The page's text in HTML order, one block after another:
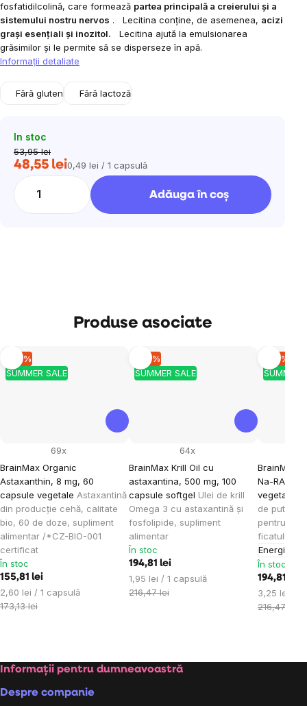
fosfatidilcolină, care formează partea principală a creierului și a
sistemului nostru nervos . Lecitina conține, de asemenea, acizi
grași esențiali și inozitol.
Lecitina ajută la emulsionarea
grăsimilor și le permite să se disperseze în apă.
Informaţii detaliate
Fără gluten Fără lactoză
In stoc
53,95 lei
48,55 leiEvaluare
0,49 lei / 1 capsulă
Adăuga în coş
Produse asociate
SUMMER SALE
–10 %
BrainMax Organic
Astaxanthin, 8 mg, 60
capsule vegetale Astaxantină
din producție cehă, calitate
bio, 60 de doze, supliment
alimentar /*CZ-BIO-001
certificat
69x
În stoc
155,81 lei
Evaluare
preţ:
2,60 lei / 1 capsulă
173,13 lei
SUMMER SALE
–10 %
BrainMax Krill Oil cu
astaxantina, 500 mg, 100
capsule softgel Ulei de krill
Omega 3 cu astaxantină și
fosfolipide, supliment
alimentar
64x
În stoc
194,81 lei
Evaluare
preţ:
1,95 lei / 1 capsulă
216,47 lei
SUMMER
–10 %
BrainMax
Na-RALA,
vegetale
de
pentru
ficatului,
Energie
În stoc
194,81 lei
Evaluare
preţ:
3,25 lei / 1
216,47 lei
Subsol
Informații pentru dumneavoastră
Despre companie